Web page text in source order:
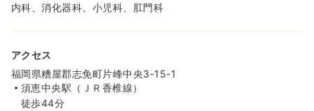
内科、消化器科、小児科、肛門科
アクセス
福岡県糟屋郡志免町片峰中央3-15-1
須恵中央駅（ＪＲ香椎線）
徒歩44分